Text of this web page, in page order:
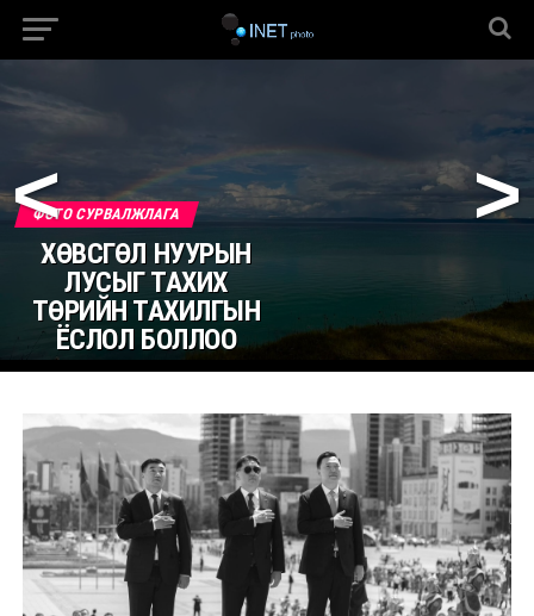
< >
ФОТО СУРВАЛЖЛАГА
ХӨВСГӨЛ НУУРЫН
ЛУСЫГ ТАХИХ
ТӨРИЙН ТАХИЛГЫН
ЁСЛОЛ БОЛЛОО